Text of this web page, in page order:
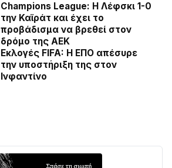
Champions League: Η Λέφσκι 1-0
την Καϊράτ και έχει το
προβάδισμα να βρεθεί στον
δρόμο της ΑΕΚ
Εκλογές FIFA: Η ΕΠΟ απέσυρε
την υποστήριξη της στον
Ινφαντίνο